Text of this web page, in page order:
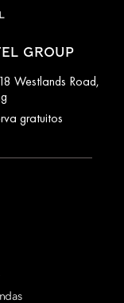
GROUP
Westlands Road,
gratuitos